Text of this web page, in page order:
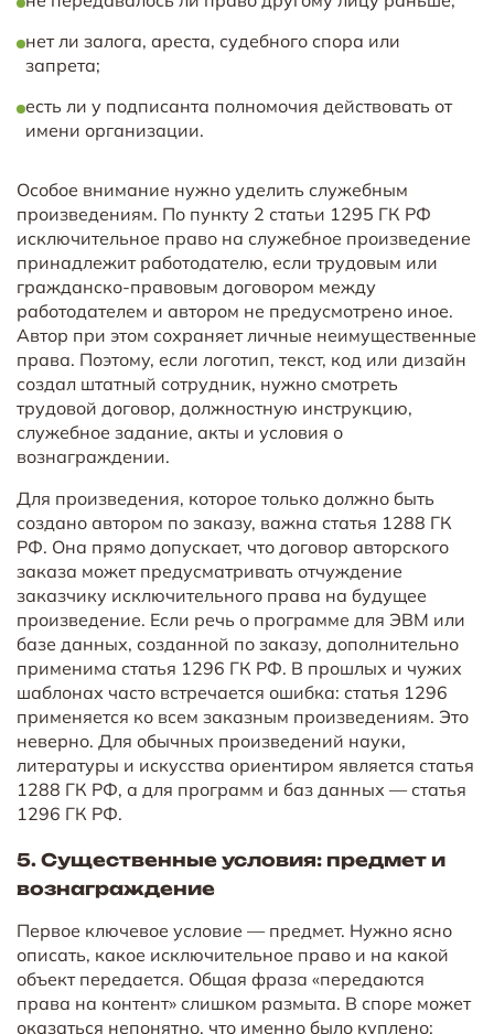
нет ли залога, ареста, судебного спора или
запрета;
есть ли у подписанта полномочия действовать от
имени организации.
Особое внимание нужно уделить служебным
произведениям. По пункту 2 статьи 1295 ГК РФ
исключительное право на служебное произведение
принадлежит работодателю, если трудовым или
гражданско-правовым договором между
работодателем и автором не предусмотрено иное.
Автор при этом сохраняет личные неимущественные
права. Поэтому, если логотип, текст, код или дизайн
создал штатный сотрудник, нужно смотреть
трудовой договор, должностную инструкцию,
служебное задание, акты и условия о
вознаграждении.
Для произведения, которое только должно быть
создано автором по заказу, важна статья 1288 ГК
РФ. Она прямо допускает, что договор авторского
заказа может предусматривать отчуждение
заказчику исключительного права на будущее
произведение. Если речь о программе для ЭВМ или
базе данных, созданной по заказу, дополнительно
применима статья 1296 ГК РФ. В прошлых и чужих
шаблонах часто встречается ошибка: статья 1296
применяется ко всем заказным произведениям. Это
неверно. Для обычных произведений науки,
литературы и искусства ориентиром является статья
1288 ГК РФ, а для программ и баз данных — статья
1296 ГК РФ.
5. Существенные условия: предмет и
вознаграждение
Первое ключевое условие — предмет. Нужно ясно
описать, какое исключительное право и на какой
объект передается. Общая фраза «передаются
права на контент» слишком размыта. В споре может
оказаться непонятно, что именно было куплено: